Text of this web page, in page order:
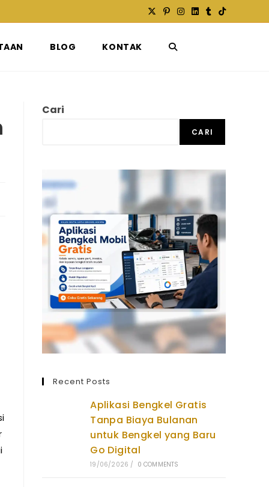
BLOG KONTAK TOGGLE
SEARCH
Cari
CARI
Recent Posts
Aplikasi Bengkel Gratis
Tanpa Biaya Bulanan
untuk Bengkel yang Baru
Go Digital
19/06/2026 / 0 COMMENTS